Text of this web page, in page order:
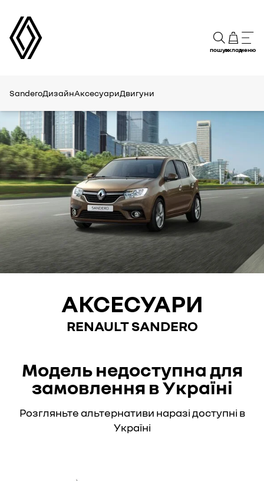
пошукскладменю
SanderoДизайнАксесуариДвигуни
АКСЕСУАРИ
RENAULT SANDERO
Модель недоступна для
замовлення в Україні
Розгляньте альтернативи наразі доступні в
Україні